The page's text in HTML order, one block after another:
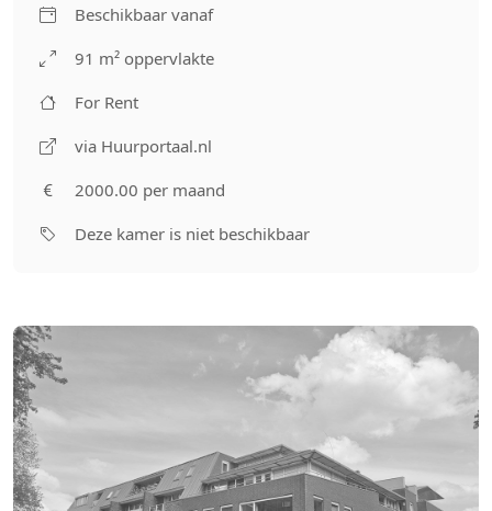
Beschikbaar vanaf
91 m² oppervlakte
For Rent
via Huurportaal.nl
2000.00 per maand
Deze kamer is niet beschikbaar